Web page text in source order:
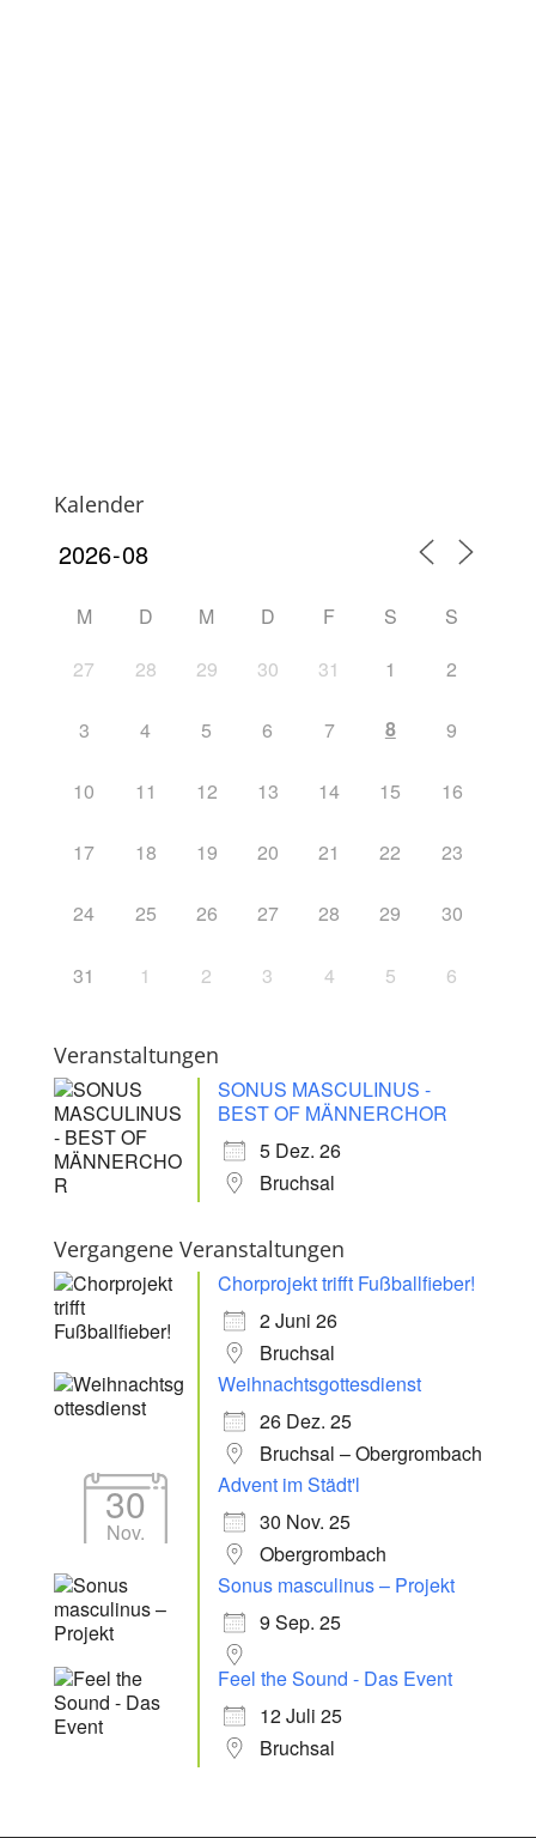
Kalender
M D M D F S
S
27
28 29 30 31 1 2
3 4 5 6 7 8 9
10 11 12 13 14 15 16
17 18 19 20 21 22 23
24 25 26 27 28 29 30
31 1 2 3 4 5 6
Veranstaltungen
SONUS MASCULINUS -
BEST OF MÄNNERCHOR
5 Dez. 26
Bruchsal
Vergangene Veranstaltungen
Chorprojekt trifft Fußballfieber!
2 Juni 26
Bruchsal
Weihnachtsgottesdienst
26 Dez. 25
Bruchsal – Obergrombach
30
Nov.
Advent im Städt'l
30 Nov. 25
Obergrombach
Sonus masculinus – Projekt
9 Sep. 25
Feel the Sound - Das Event
12 Juli 25
Bruchsal